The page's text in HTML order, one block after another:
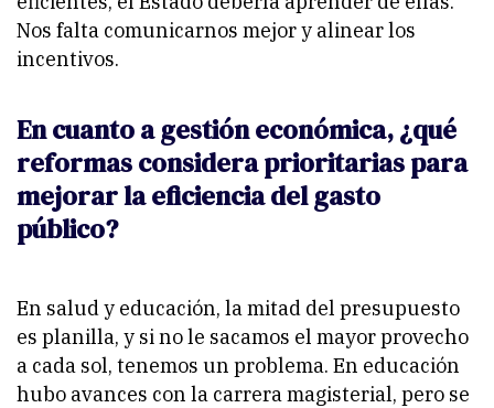
Nos falta comunicarnos mejor y alinear los
incentivos.
En cuanto a gestión económica, ¿qué
reformas considera prioritarias para
mejorar la eficiencia del gasto
público?
En salud y educación, la mitad del presupuesto
es planilla, y si no le sacamos el mayor provecho
a cada sol, tenemos un problema. En educación
hubo avances con la carrera magisterial, pero se